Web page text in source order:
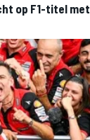
op F1-titel met